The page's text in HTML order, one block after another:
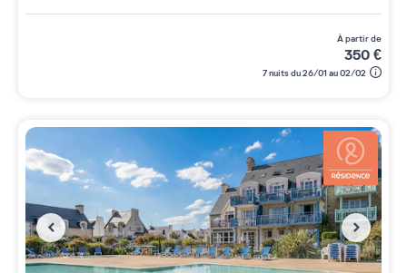
à partir de
350€
7 nuits du 26/01 au 02/02